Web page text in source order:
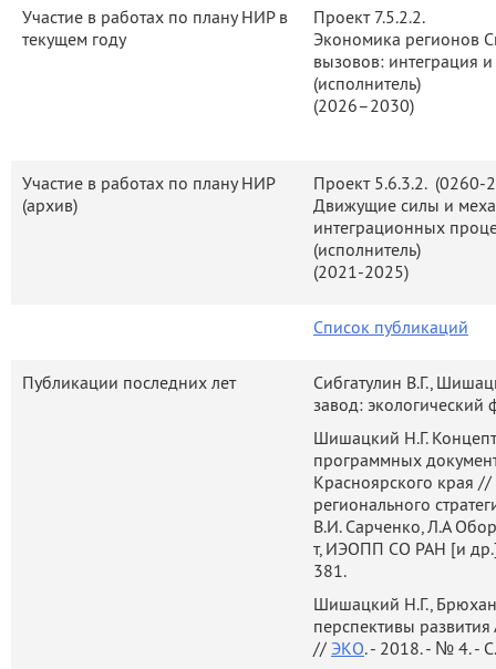
Автор и соавтор более
по проблемам
развития региона,
региональной
политике.
связанных со
научной экспертизе
проектов и программ
Является
научного фонда,
Научную деятельность
время (с 1984 по 2010
экономического
университета
природопользования), в
названной кафедры.
Читает курсы
«Национальное
руководство
бакалавриата СФУ.
Участие в работах по плану НИР в
текущем году
Проект 7.5.2.2.
Экономика регионов
вызовов: интеграция
(исполнитель)
(2026–2030)
Участие в работах по плану НИР
(архив)
Проект 5.6.3.2. (0260-
Движущие силы и
интеграционных
(исполнитель)
(2021-2025)
Список публикаций
Публикации последних лет
Сибгатулин В.Г.,
завод:
Шишацкий Н.Г.
программных
Красноярского края
регионального
В.И. Сарченко, Л.А
т, ИЭОПП СО РАН [и
381.
Шишацкий Н.Г.,
перспективы
// ЭКО. - 2018. - № 4. -